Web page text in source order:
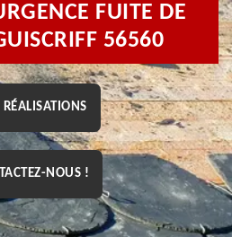
FUITE DE
56560
RÉALISATIONS
NOUS !